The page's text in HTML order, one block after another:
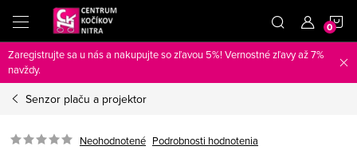
obsah
Zaregistrujte sa u nás a nakupujte so zľavou 5%! Vernostné zľavy až 7%
navždy.
Senzor plaču a projektor
Neohodnotené Podrobnosti hodnotenia